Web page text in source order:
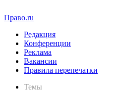
Право.ru
Редакция
Конференции
Реклама
Вакансии
Правила перепечатки
Темы